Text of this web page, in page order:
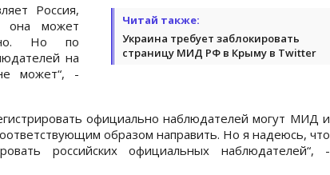
Читай также:
Украина требует заблокировать
страницу МИД РФ в Крыму в Twitter
Россия,
она ​​может
Но по
на
может“, -
официально наблюдателей могут МИД и
образом направить. Но я надеюсь, что
российских официальных наблюдателей“, -